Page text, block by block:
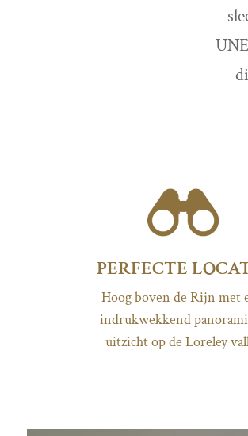
PERFECTE
Hoog boven de Rijn met
indrukwekkend
uitzicht op de Loreley